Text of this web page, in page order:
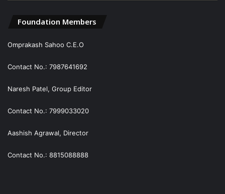
Foundation Members
Omprakash Sahoo C.E.O
Contact No.: 7987641692
Naresh Patel, Group Editor
Contact No.: 7999033020
Aashish Agrawal, Director
Contact No.: 8815088888